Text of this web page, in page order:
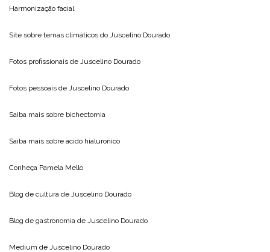
Harmonização facial
Site sobre temas climáticos do Juscelino Dourado
Fotos profissionais de Juscelino Dourado
Fotos pessoais de Juscelino Dourado
Saiba mais sobre bichectomia
Saiba mais sobre acido hialuronico
Conheça Pamela Mello
Blog de cultura de Juscelino Dourado
Blog de gastronomia de Juscelino Dourado
Medium de Juscelino Dourado